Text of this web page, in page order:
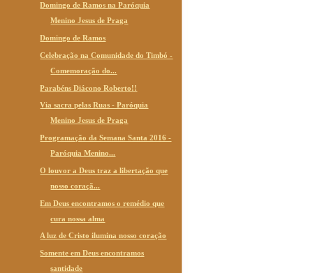
Domingo de Ramos na Paróquia
Menino Jesus de Praga
Domingo de Ramos
Celebração na Comunidade do Timbó -
Comemoração do...
Parabéns Diácono Roberto!!
Via sacra pelas Ruas - Paróquia
Menino Jesus de Praga
Programação da Semana Santa 2016 -
Paróquia Menino...
O louvor a Deus traz a libertação que
nosso coraçã...
Em Deus encontramos o remédio que
cura nossa alma
A luz de Cristo ilumina nosso coração
Somente em Deus encontramos
santidade